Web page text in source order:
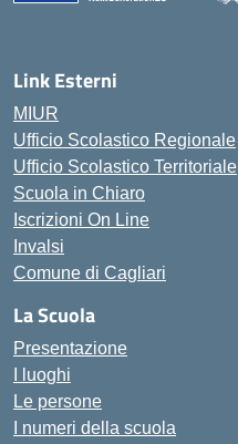
Link Esterni
MIUR
Ufficio Scolastico Regionale
Ufficio Scolastico Territoriale
Scuola in Chiaro
Iscrizioni On Line
Invalsi
Comune di Cagliari
La Scuola
Presentazione
I luoghi
Le persone
I numeri della scuola